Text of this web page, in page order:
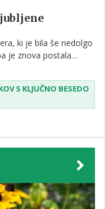
ki je bila še nedolgo
je znova postala
S KLJUČNO BESEDO